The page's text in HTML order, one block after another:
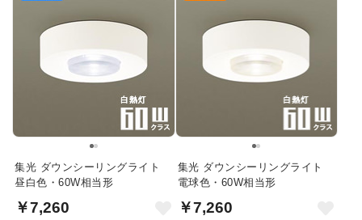
集光 ダウンシーリングライト
昼白色・60W相当形
￥7,260
集光 ダウンシーリングライト
電球色・60W相当形
￥7,260